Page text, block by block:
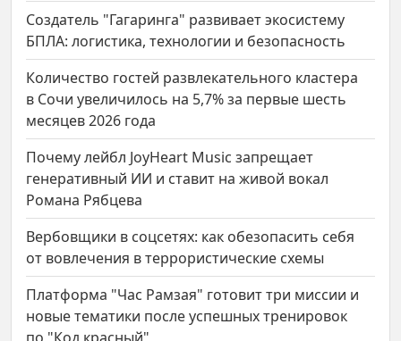
Создатель "Гагаринга" развивает экосистему
БПЛА: логистика, технологии и безопасность
Количество гостей развлекательного кластера
в Сочи увеличилось на 5,7% за первые шесть
месяцев 2026 года
Почему лейбл JoyHeart Music запрещает
генеративный ИИ и ставит на живой вокал
Романа Рябцева
Вербовщики в соцсетях: как обезопасить себя
от вовлечения в террористические схемы
Платформа "Час Рамзая" готовит три миссии и
новые тематики после успешных тренировок